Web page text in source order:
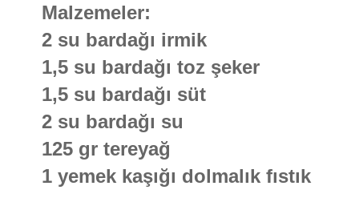
Malzemeler:
2 su bardağı irmik
1,5 su bardağı toz şeker
1,5 su bardağı süt
2 su bardağı su
125 gr tereyağ
1 yemek kaşığı dolmalık fıstık